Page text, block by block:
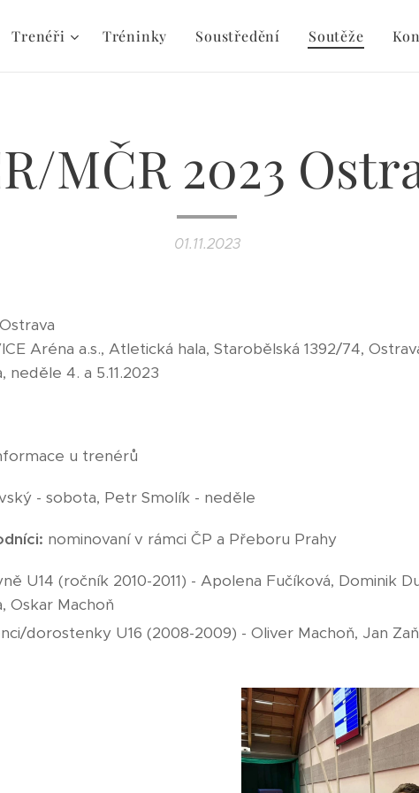
Trenéři Tréninky Soustředění Soutěže
MČR 2023
01.11.2023
Aréna a.s., Atletická hala, Starobělská 1392/74,
neděle 4. a 5.11.2023
u trenérů
- sobota, Petr Smolík - neděle
nominovaní v rámci ČP a Přeboru Prahy
U14 (ročník 2010-2011) - Apolena Fučíková, Dominik
Oskar Machoň
dorostenky U16 (2008-2009) - Oliver Machoň, Jan